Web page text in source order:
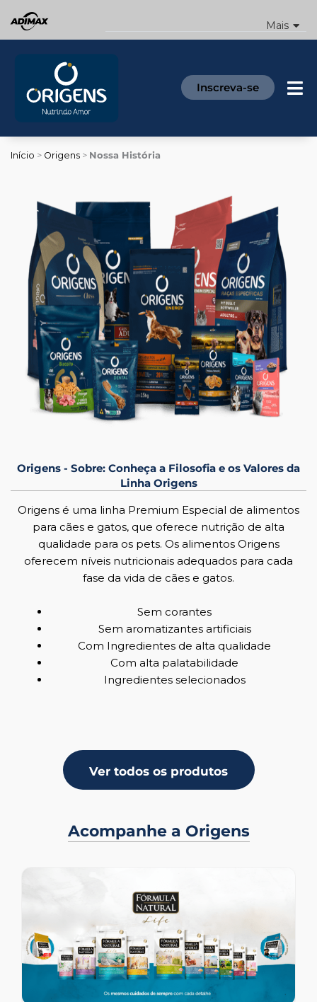
para
o
Mais
Inscreva-se
Início > Origens > Nossa História
Origens - Sobre: Conheça a Filosofia e os Valores da
Linha Origens
Origens é uma linha Premium Especial de alimentos
para cães e gatos, que oferece nutrição de alta
qualidade para os pets. Os alimentos Origens
oferecem níveis nutricionais adequados para cada
fase da vida de cães e gatos.
Sem corantes
Sem aromatizantes artificiais
Com Ingredientes de alta qualidade
Com alta palatabilidade
Ingredientes selecionados
Ver todos os produtos
Acompanhe a Origens